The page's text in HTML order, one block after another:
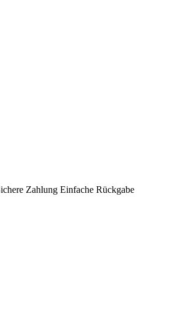
Zahlung Einfache Rückgabe